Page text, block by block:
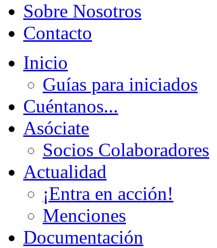
Sobre Nosotros
Contacto
Inicio
Guías para iniciados
Cuéntanos...
Asóciate
Socios Colaboradores
Actualidad
¡Entra en acción!
Menciones
Documentación